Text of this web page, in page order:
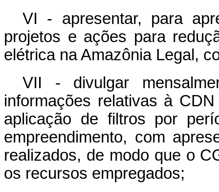
VI - apresentar, para
projetos e ações para
elétrica na Amazônia Legal,
VII - divulgar
informações relativas à
aplicação de filtros por
empreendimento, com
realizados, de modo que o
os recursos empregados;